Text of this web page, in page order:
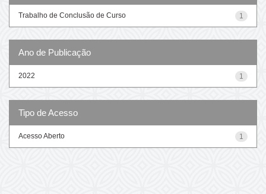
1
Trabalho de Conclusão de Curso
Ano de Publicação
1
2022
Tipo de Acesso
1
Acesso Aberto